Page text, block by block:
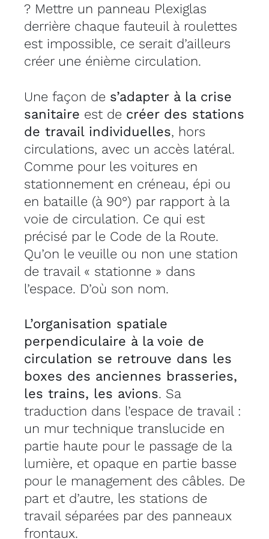
? Mettre un panneau Plexiglas
derrière chaque fauteuil à roulettes
est impossible, ce serait d’ailleurs
créer une énième circulation.
Une façon de s’adapter à la crise
sanitaire est de créer des stations
de travail individuelles, hors
circulations, avec un accès latéral.
Comme pour les voitures en
stationnement en créneau, épi ou
en bataille (à 90°) par rapport à la
voie de circulation. Ce qui est
précisé par le Code de la Route.
Qu’on le veuille ou non une station
de travail « stationne » dans
l’espace. D’où son nom.
L’organisation spatiale
perpendiculaire à la voie de
circulation se retrouve dans les
boxes des anciennes brasseries,
les trains, les avions. Sa
traduction dans l’espace de travail :
un mur technique translucide en
partie haute pour le passage de la
lumière, et opaque en partie basse
pour le management des câbles. De
part et d’autre, les stations de
travail séparées par des panneaux
frontaux.